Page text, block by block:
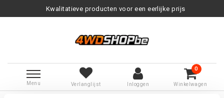
Kwalitatieve producten voor een eerlijke prijs
Menu Verlanglijst Inloggen
0
Winkelwagen